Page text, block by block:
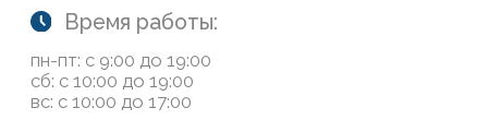
437(2) Гражданского кодекса РФ
ООО «Современный дом», ОГРН 1111435007265.
Политика конфиденциальности
Разработка сайта